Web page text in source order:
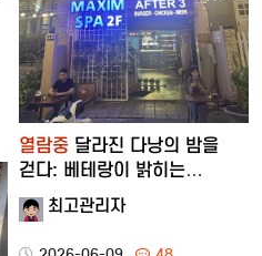
열람중 달라진 다낭의 밤을
걷다: 베테랑이 밝히는
2026년 …
최고관리자